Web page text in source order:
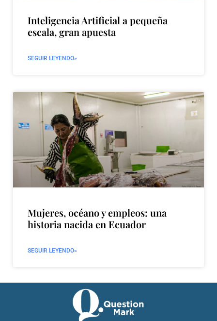
Inteligencia Artificial a pequeña
escala, gran apuesta
SEGUIR LEYENDO»
Mujeres, océano y empleos: una
historia nacida en Ecuador
SEGUIR LEYENDO»